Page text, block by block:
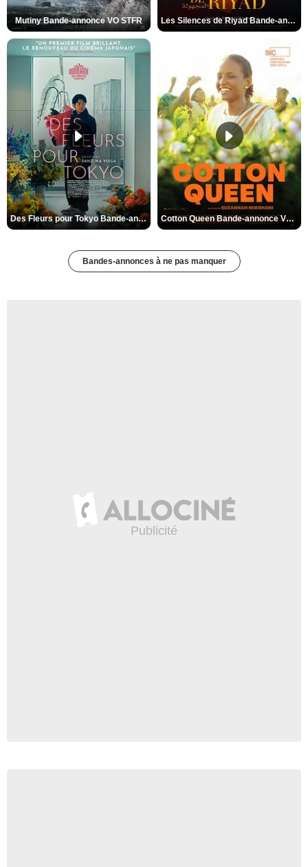
Mutiny Bande-annonce VO STFR Les Silences de Riyad Bande-annonce VO STFR
Des Fleurs pour Tokyo Bande-annonce VO STFR Cotton Queen Bande-annonce VO STFR
Bandes-annonces à ne pas manquer